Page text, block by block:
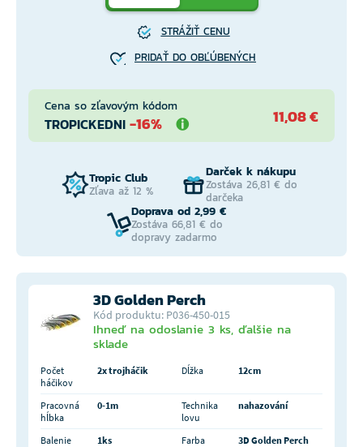
STRÁŽIŤ CENU
PRIDAŤ DO OBĽÚBENÝCH
Cena so zľavovým kódom
TROPICKEDNI -16% 11,08 €
Tropic Club
Zľava až 12 %
Darček k nákupu
Zostáva 26,81 € do
darčeka
Doprava od 2,99 €
Zostáva 66,81 € do
dopravy zadarmo
3D Golden Perch
Kód produktu: P036-450-015
Ihneď na odoslanie 3 ks, ďalšie na
sklade
Počet
háčikov
2x trojháčik Dĺžka 12cm
Pracovná
hĺbka
0-1m
Technika
lovu
nahazování
Balenie 1ks Farba
3D Golden Perch